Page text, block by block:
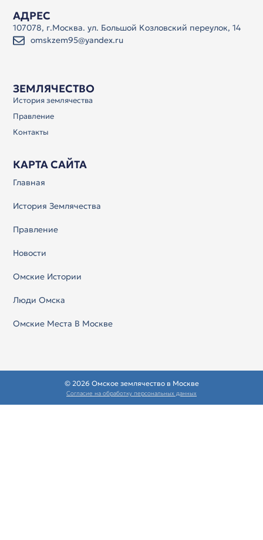
ЗЕМЛЯЧЕСТВО
История землячества
Правление
Контакты
КАРТА САЙТА
Главная
История Землячества
Правление
Новости
Омские Истории
Люди Омска
Омские Места В Москве
АДРЕС
107078, г.Москва. ул. Большой Козловский переулок, 14
omskzem95@yandex.ru
© 2026 Омское землячество в Москве
Согласие на обработку персональных данных